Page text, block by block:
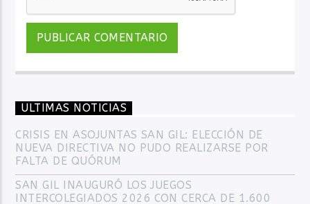
ULTIMAS NOTICIAS
CRISIS EN ASOJUNTAS SAN GIL: ELECCIÓN DE
NUEVA DIRECTIVA NO PUDO REALIZARSE POR
FALTA DE QUÓRUM
SAN GIL INAUGURÓ LOS JUEGOS
INTERCOLEGIADOS 2026 CON CERCA DE 1.600